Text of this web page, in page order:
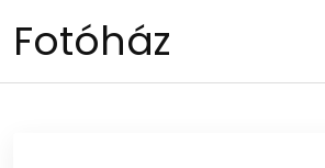
Fotóház